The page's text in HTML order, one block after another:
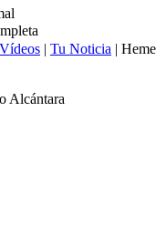
Vídeos | Tu Noticia |
Alcántara